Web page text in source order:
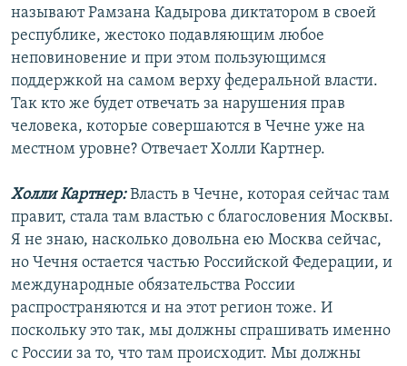
называют Рамзана Кадырова диктатором в своей
республике, жестоко подавляющим любое
неповиновение и при этом пользующимся
поддержкой на самом верху федеральной власти.
Так кто же будет отвечать за нарушения прав
человека, которые совершаются в Чечне уже на
местном уровне? Отвечает Холли Картнер.
Холли Картнер:Власть в Чечне, которая сейчас там
правит, стала там властью с благословения Москвы.
Я не знаю, насколько довольна ею Москва сейчас,
но Чечня остается частью Российской Федерации, и
международные обязательства России
распространяются и на этот регион тоже. И
поскольку это так, мы должны спрашивать именно
с России за то, что там происходит. Мы должны